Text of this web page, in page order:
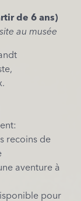
de 6 ans)
au musée
.
:
recoins de
aventure à
pour